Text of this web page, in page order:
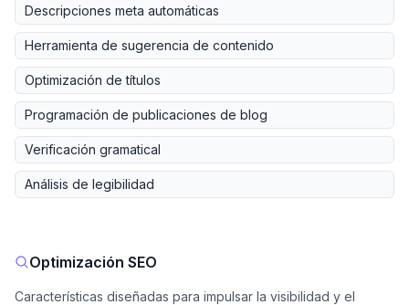
Descripciones meta automáticas
Herramienta de sugerencia de contenido
Optimización de títulos
Programación de publicaciones de blog
Verificación gramatical
Análisis de legibilidad
Optimización SEO
Características diseñadas para impulsar la visibilidad y el